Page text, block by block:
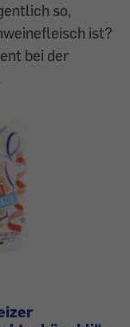
so,
ist?
bei der